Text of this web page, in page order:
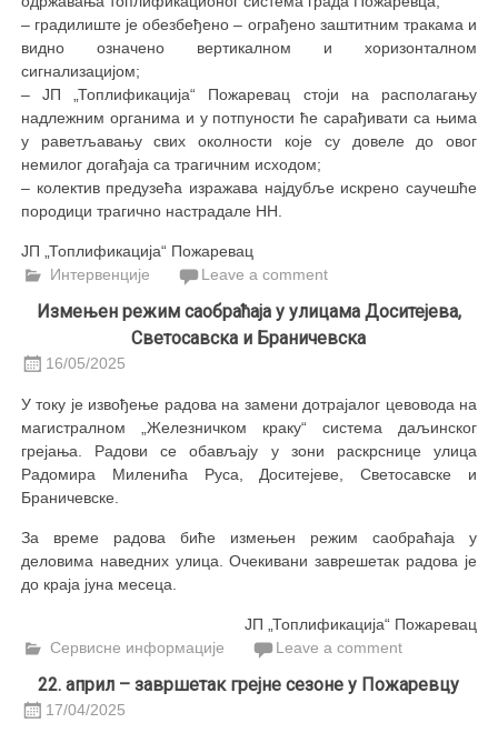
– градилиште је обезбеђено – ограђено заштитним тракама и
видно означено вертикалном и хоризонталном
сигнализацијом;
– ЈП „Топлификација“ Пожаревац стоји на располагању
надлежним органима и у потпуности ће сарађивати са њима
у раветљавању свих околности које су довеле до овог
немилог догађаја са трагичним исходом;
– колектив предузећа изражава најдубље искрено саучешће
породици трагично настрадале НН.
ЈП „Топлификација“ Пожаревац
Интервенције
Leave a comment
Измењен режим саобраћаја у улицама Доситејева,
Светосавска и Браничевска
16/05/2025
У току је извођење радова на замени дотрајалог цевовода на
магистралном „Железничком краку“ система даљинског
грејања. Радови се обављају у зони раскрснице улица
Радомира Миленића Руса, Доситејеве, Светосавске и
Браничевске.
За време радова биће измењен режим саобраћаја у
деловима наведних улица. Очекивани заврешетак радова је
до краја јуна месеца.
ЈП „Топлификација“ Пожаревац
Сервисне информације
Leave a comment
22. април – завршетак грејне сезоне у Пожаревцу
17/04/2025